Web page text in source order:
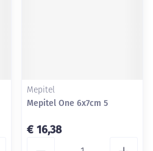
Mepitel
Mepitel One 6x7cm 5
€ 16,38